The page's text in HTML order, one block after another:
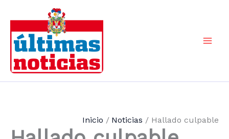
contenido
Inicio Noticias Hallado culpable